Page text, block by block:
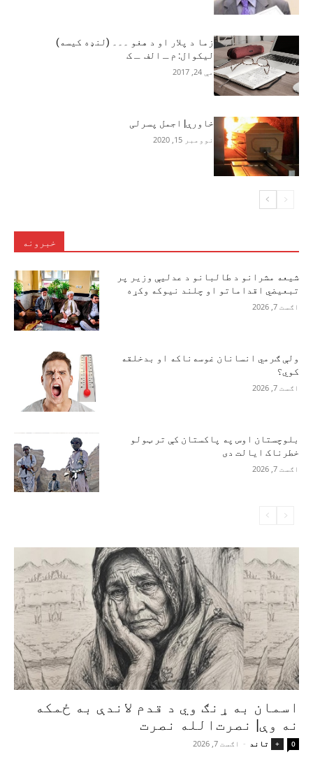
زما د پلار او د هغو ۔۔۔ (لنډه کیسه)
لیکوال: م ـ الف ـ ک
مې 24, 2017
خاورې| اجمل پسرلی
نوومبر 15, 2020
خبرونه
شیعه مشرانو د طالبانو د عدلیې وزیر پر
تبعیضي اقداماتو او چلند نیوکه وکړه
اګست 7, 2026
ولې ګرمي انسانان غوسه‌ناکه او بدخلقه
کوي؟
اګست 7, 2026
بلوچستان اوس په پاکستان کې تر ټولو
خطرناک ایالت دی
اګست 7, 2026
اسمان به ړنګ وي د قدم لاندې به ځمکه
نه وې| نصرت‌الله نصرت
+ تاند - اګست 7, 2026 0